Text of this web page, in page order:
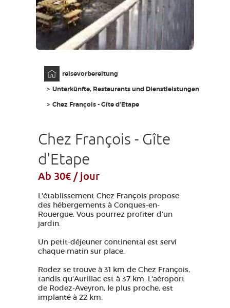
reisevorbereitung
Unterkünfte, Restaurants und Dienstleistungen
Chez François - Gîte d'Etape
Chez François - Gîte
d'Etape
Ab 30€ / jour
L'établissement Chez François propose
des hébergements à Conques-en-
Rouergue. Vous pourrez profiter d'un
jardin.
Un petit-déjeuner continental est servi
chaque matin sur place.
Rodez se trouve à 31 km de Chez François,
tandis qu'Aurillac est à 37 km. L'aéroport
de Rodez-Aveyron, le plus proche, est
implanté à 22 km.